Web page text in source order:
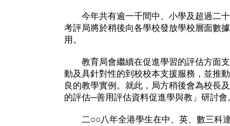
今年共有逾一千間中、小學及超過二十
考評局將於稍後向各學校發放學校層面數
用。
教育局會繼續在促進學習的評估方面支
動及具針對性的到校校本支援服務，並推
良的教學實例。就此，局方稍後會為校長
的評估─善用評估資料促進學與教」研討會
二○○八年全港學生在中、英、數三科